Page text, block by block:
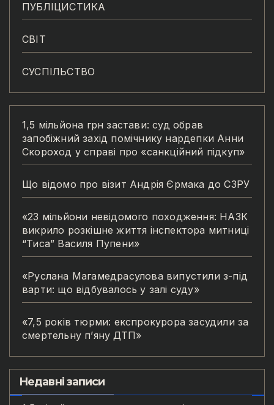
ПУБЛІЦИСТИКА
СВІТ
СУСПІЛЬСТВО
1,5 мільйона грн застави: суд обрав
запобіжний захід помічнику нардепки Анни
Скороход у справі про «санкційний підкуп»
Що відомо про візит Андрія Єрмака до СЗРУ
«23 мільйони невідомого походження: НАЗК
викрило розкішне життя інспектора митниці
“Тиса” Василя Пупени»
«Руслана Магамедрасулова випустили з-під
варти: що відбувалось у залі суду»
«7,5 років тюрми: експрокурора засудили за
смертельну п’яну ДТП»
Недавні записи